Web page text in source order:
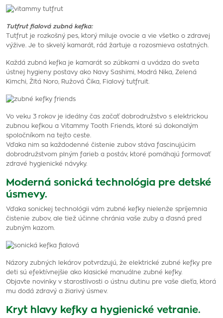
Tutfrut fialová zubná kefka:
Tutfrut je rozkošný pes, ktorý miluje ovocie a vie všetko o zdravej
výžive. Je to skvelý kamarát, rád žartuje a rozosmieva ostatných.
Každá zubná kefka je kamarát so zúbkami a uvádza do sveta
ústnej hygieny postavy ako Navy Sashimi, Modrá Nika, Zelená
Kimchi, Žltá Noro, Ružová Čika, Fialový tutfruit.
Vo veku 3 rokov je ideálny čas začať dobrodružstvo s elektrickou
zubnou kefkou a Vitammy Tooth Friends, ktoré sú dokonalým
spoločníkom na tejto ceste.
Vďaka nim sa každodenné čistenie zubov stáva fascinujúcim
dobrodružstvom plným farieb a postáv, ktoré pomáhajú formovať
zdravé hygienické návyky.
Moderná sonická technológia pre detské
úsmevy.
Vďaka sonickej technológii vám zubné kefky nielenže spríjemnia
čistenie zubov, ale tiež účinne chránia vaše zuby a ďasná pred
zubným kazom.
Názory zubných lekárov potvrdzujú, že elektrické zubné kefky pre
deti sú efektívnejšie ako klasické manuálne zubné kefky.
Objavte novinky v starostlivosti o ústnu dutinu pre vaše dieťa, ktorá
mu dodá zdravý a žiarivý úsmev.
Kryt hlavy kefky a hygienické vetranie.